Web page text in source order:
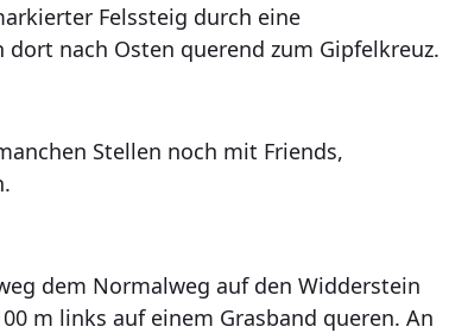
Felssteig durch eine
nach Osten querend zum Gipfelkreuz.
Stellen noch mit Friends,
dem Normalweg auf den Widderstein
m links auf einem Grasband queren. An